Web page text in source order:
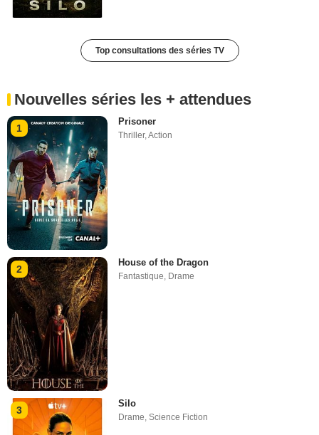
Top consultations des séries TV
Nouvelles séries les + attendues
1
Prisoner
Thriller,Action
2
House of the Dragon
Fantastique, Drame
3
Silo
Drame,Science Fiction